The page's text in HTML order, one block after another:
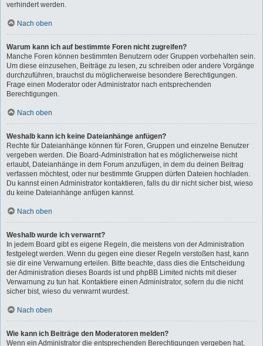
verhindert werden.
Nach oben
Warum kann ich auf bestimmte Foren nicht zugreifen?
Manche Foren können bestimmten Benutzern oder Gruppen vorbehalten sein.
Um diese einzusehen, Beiträge zu lesen, zu schreiben oder andere Vorgänge
durchzuführen, brauchst du möglicherweise besondere Berechtigungen.
Frage einen Moderator oder Administrator nach entsprechenden
Berechtigungen.
Nach oben
Weshalb kann ich keine Dateianhänge anfügen?
Rechte für Dateianhänge können für Foren, Gruppen und einzelne Benutzer
vergeben werden. Die Board-Administration hat es möglicherweise nicht
erlaubt, Dateianhänge in dem Forum anzufügen, in dem du deinen Beitrag
verfassen möchtest, oder nur bestimmte Gruppen dürfen Dateien hochladen.
Du kannst einen Administrator kontaktieren, falls du dir nicht sicher bist, wieso
du keine Dateianhänge anfügen kannst.
Nach oben
Weshalb wurde ich verwarnt?
In jedem Board gibt es eigene Regeln, die meistens von der Administration
festgelegt werden. Wenn du gegen eine dieser Regeln verstoßen hast, kann
sie dir eine Verwarnung erteilen. Bitte beachte, dass dies die Entscheidung
der Administration dieses Boards ist und phpBB Limited nichts mit dieser
Verwarnung zu tun hat. Kontaktiere einen Administrator, sofern du die nicht
sicher bist, wieso du verwarnt wurdest.
Nach oben
Wie kann ich Beiträge den Moderatoren melden?
Wenn ein Administrator die entsprechenden Berechtigungen vergeben hat,